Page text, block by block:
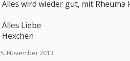
Alles wird wieder gut, mit
Alles Liebe
Hexchen
5. November 2013